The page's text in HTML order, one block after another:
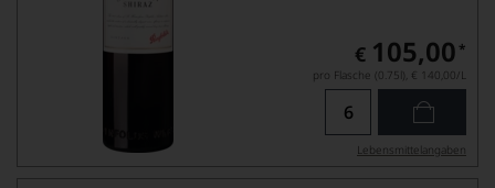
€ 105,00 *
pro Flasche (0.75l), € 140,00/L
Lebensmittel­angaben